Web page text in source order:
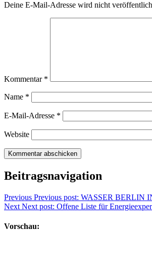
Deine E-Mail-Adresse wird nicht
Kommentar *
Name *
E-Mail-Adresse *
Website
Beitragsnavigation
Previous Previous post: WASSER BERLIN
Next Next post: Offene Liste für
Vorschau: